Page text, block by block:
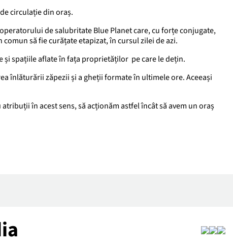
circulație din oraș.
de salubritate Blue Planet care, cu forțe conjugate,
să fie curățate etapizat, în cursul zilei de azi.
și spațiile aflate în fața proprietăților pe care le dețin.
înlăturării zăpezii și a gheții formate în ultimele ore. Aceeași
în acest sens, să acționăm astfel încât să avem un oraș